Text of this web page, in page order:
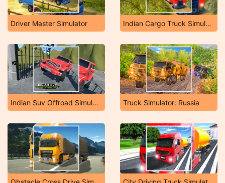
Driver Master Simulator Indian Cargo Truck Simulator
Indian Suv Offroad Simulator Truck Simulator: Russia